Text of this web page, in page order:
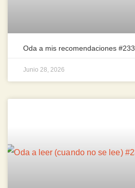
Oda a mis recomendaciones #233
Junio 28, 2026